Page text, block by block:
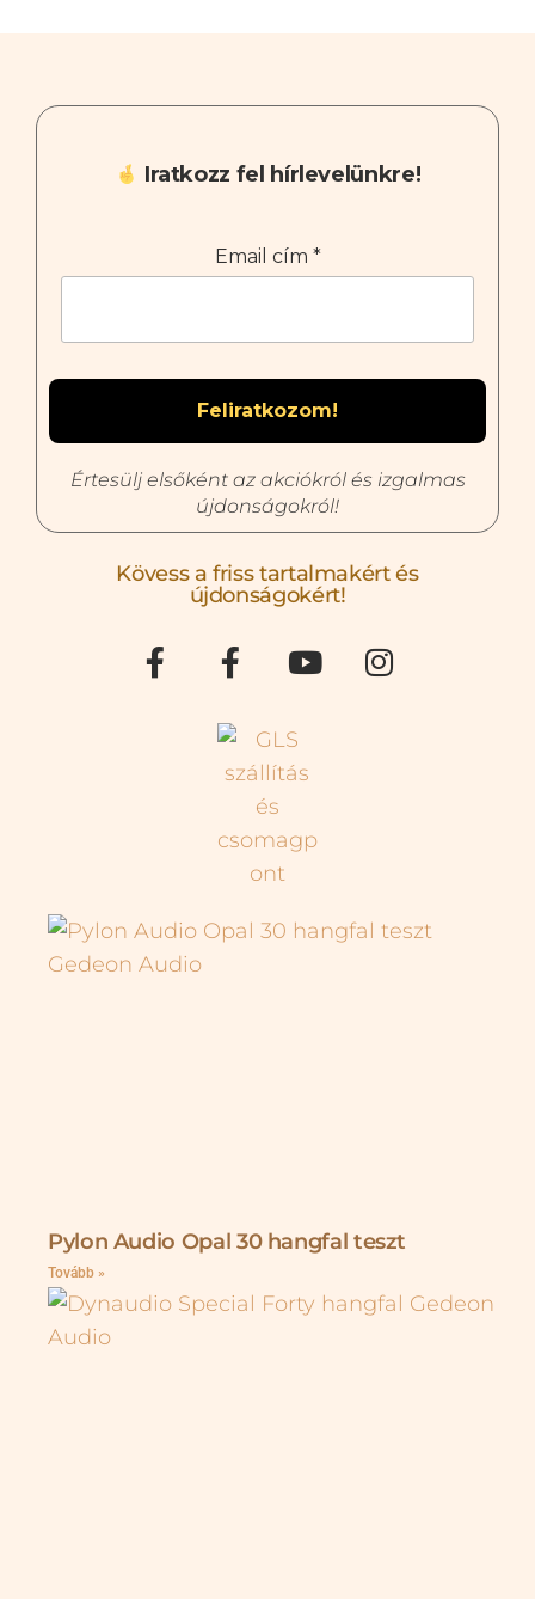
Iratkozz fel hírlevelünkre!
Email cím *
Értesülj elsőként az akciókról és izgalmas
újdonságokról!
Kövess a friss tartalmakért és
újdonságokért!
Pylon Audio Opal 30 hangfal teszt
Tovább »